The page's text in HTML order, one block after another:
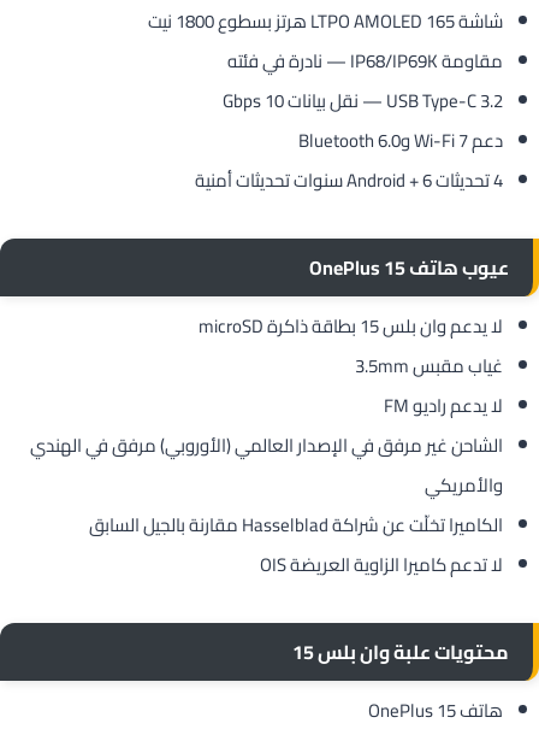
شاشة LTPO AMOLED 165 هرتز بسطوع 1800 نيت
مقاومة IP68/IP69K — نادرة في فئته
USB Type-C 3.2 — نقل بيانات 10 Gbps
دعم Wi-Fi 7 وBluetooth 6.0
4 تحديثات Android + 6 سنوات تحديثات أمنية
عيوب هاتف OnePlus 15
لا يدعم وان بلس 15 بطاقة ذاكرة microSD
غياب مقبس 3.5mm
لا يدعم راديو FM
الشاحن غير مرفق في الإصدار العالمي (الأوروبي) مرفق في الهندي
والأمريكي
الكاميرا تخلّت عن شراكة Hasselblad مقارنة بالجيل السابق
لا تدعم كاميرا الزاوية العريضة OIS
محتويات علبة وان بلس 15
هاتف OnePlus 15